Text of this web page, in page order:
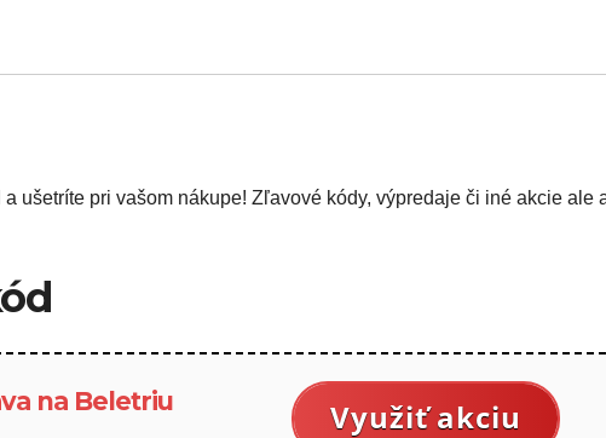
ušetríte pri vašom nákupe! Zľavové kódy, výpredaje či iné akcie ale
na Beletriu Využiť akciu